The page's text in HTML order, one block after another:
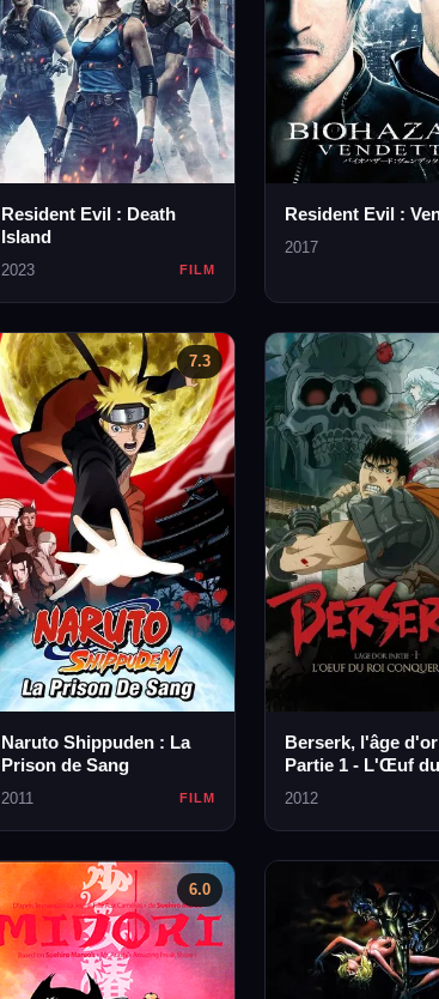
Resident Evil : Death
Island
2023 FILM
Resident Evil :
2017
7.3
Naruto Shippuden : La
Prison de Sang
2011 FILM
Berserk, l'âge
Partie 1 - L'Œuf
conquérant
2012
6.0